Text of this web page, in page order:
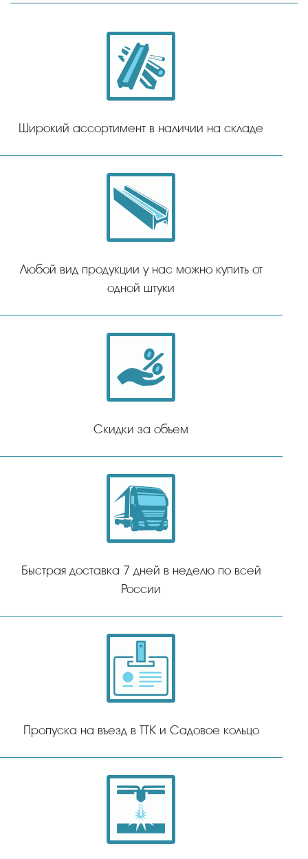
Широкий ассортимент в наличии на складе
Любой вид продукции у нас можно купить от
одной штуки
Скидки за объем
Быстрая доставка 7 дней в неделю по всей
России
Пропуска на въезд в ТТК и Садовое кольцо